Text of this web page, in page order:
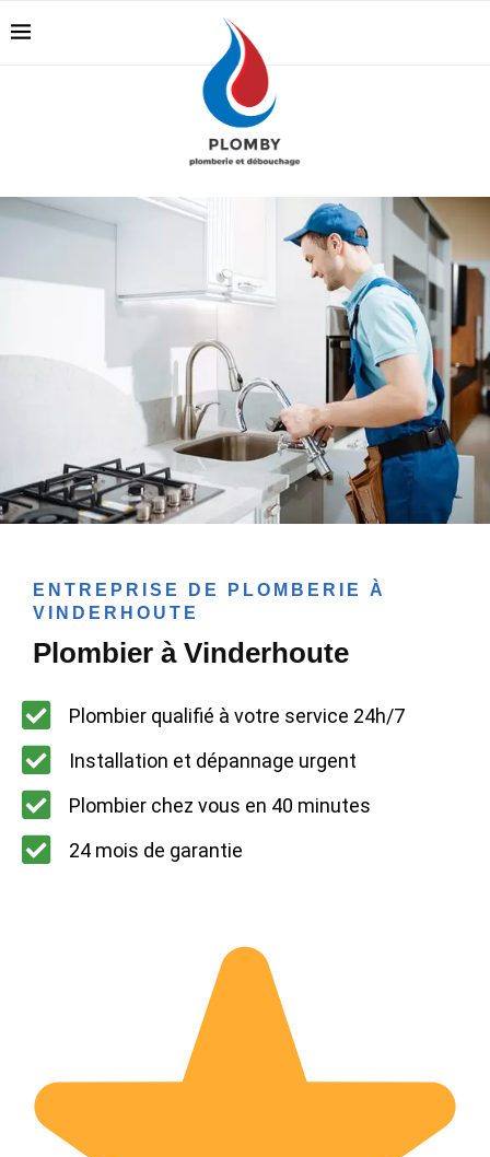
ENTREPRISE DE PLOMBERIE À
VINDERHOUTE
Plombier à Vinderhoute
Plombier qualifié à votre service 24h/7
Installation et dépannage urgent
Plombier chez vous en 40 minutes
24 mois de garantie